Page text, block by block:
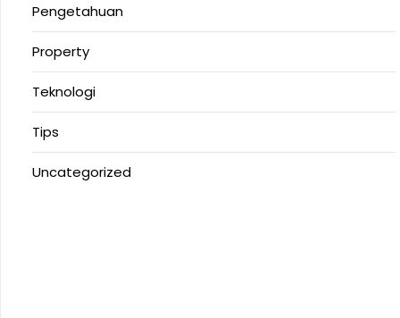
Pengetahuan
Property
Teknologi
Tips
Uncategorized